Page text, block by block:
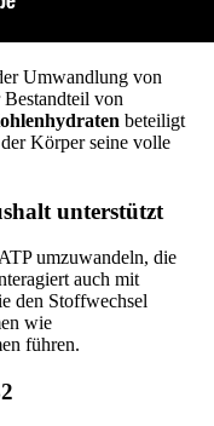
Umwandlung von
von
beteiligt
Körper seine volle
unterstützt
umzuwandeln, die
auch mit
den Stoffwechsel
wie
führen.